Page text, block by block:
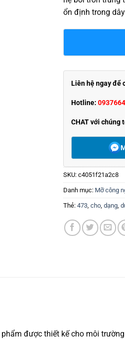
ổn định trong
Liên hệ ngay để
Hotline:
CHAT với chúng
SKU: c4051f21a2c8
Danh mục: Mỡ công
Thẻ: 473, cho, dạng,
được thiết kế cho môi